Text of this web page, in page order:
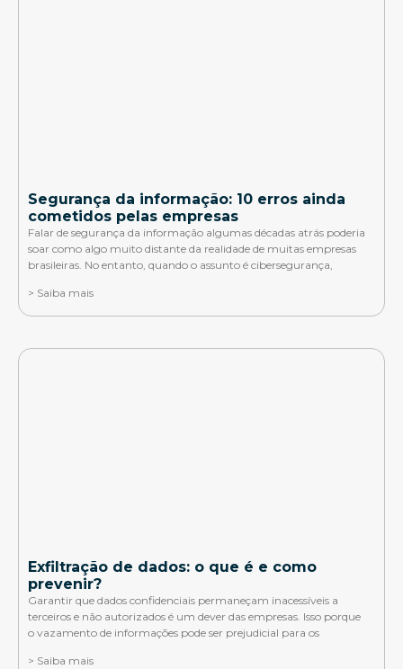
Segurança da informação: 10 erros ainda
cometidos pelas empresas
Falar de segurança da informação algumas décadas atrás poderia
soar como algo muito distante da realidade de muitas empresas
brasileiras. No entanto, quando o assunto é cibersegurança,
> Saiba mais
Exfiltração de dados: o que é e como
prevenir?
Garantir que dados confidenciais permaneçam inacessíveis a
terceiros e não autorizados é um dever das empresas. Isso porque
o vazamento de informações pode ser prejudicial para os
> Saiba mais